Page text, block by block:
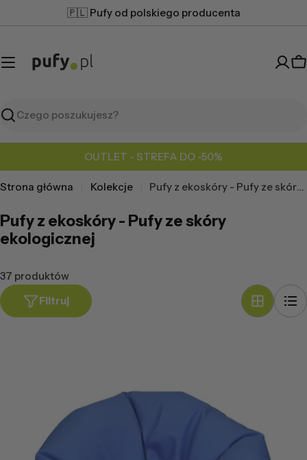
do
🇵🇱 Pufy od polskiego producenta
Szukaj
OUTLET - STREFA DO -50%
Strona główna Kolekcje Pufy z ekoskóry - Pufy ze skóry ekologicznej
Pufy z ekoskóry - Pufy ze skóry
ekologicznej
37 produktów
Filtruj